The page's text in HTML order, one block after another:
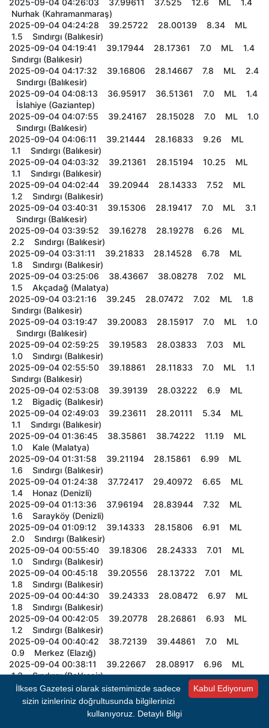
2025-09-04 04:26:03 37.99611 37.525 12.6 ML 1.4
Nurhak (Kahramanmaraş)
2025-09-04 04:24:28 39.25722 28.00139 8.34 ML
1.5 Sındırgı (Balıkesir)
2025-09-04 04:19:41 39.17944 28.17361 7.0 ML 1.4
Sındırgı (Balıkesir)
2025-09-04 04:17:32 39.16806 28.14667 7.8 ML 2.4
Sındırgı (Balıkesir)
2025-09-04 04:08:13 36.95917 36.51361 7.0 ML 1.4
İslahiye (Gaziantep)
2025-09-04 04:07:55 39.24167 28.15028 7.0 ML 1.0
Sındırgı (Balıkesir)
2025-09-04 04:06:11 39.21444 28.16833 9.26 ML
1.1 Sındırgı (Balıkesir)
2025-09-04 04:03:32 39.21361 28.15194 10.25 ML
1.1 Sındırgı (Balıkesir)
2025-09-04 04:02:44 39.20944 28.14333 7.52 ML
1.2 Sındırgı (Balıkesir)
2025-09-04 03:40:31 39.15306 28.19417 7.0 ML 3.1
Sındırgı (Balıkesir)
2025-09-04 03:39:52 39.16278 28.19278 6.26 ML
2.2 Sındırgı (Balıkesir)
2025-09-04 03:31:11 39.21833 28.14528 6.78 ML
1.8 Sındırgı (Balıkesir)
2025-09-04 03:25:06 38.43667 38.08278 7.02 ML
1.5 Akçadağ (Malatya)
2025-09-04 03:21:16 39.245 28.07472 7.02 ML 1.8
Sındırgı (Balıkesir)
2025-09-04 03:19:47 39.20083 28.15917 7.0 ML 1.0
Sındırgı (Balıkesir)
2025-09-04 02:59:25 39.19583 28.03833 7.03 ML
1.0 Sındırgı (Balıkesir)
2025-09-04 02:55:50 39.18861 28.11833 7.0 ML 1.1
Sındırgı (Balıkesir)
2025-09-04 02:53:08 39.39139 28.03222 6.9 ML
1.2 Bigadiç (Balıkesir)
2025-09-04 02:49:03 39.23611 28.20111 5.34 ML
1.1 Sındırgı (Balıkesir)
2025-09-04 01:36:45 38.35861 38.74222 11.19 ML
1.0 Kale (Malatya)
2025-09-04 01:31:58 39.21194 28.15861 6.99 ML
1.6 Sındırgı (Balıkesir)
2025-09-04 01:24:38 37.72417 29.40972 6.65 ML
1.4 Honaz (Denizli)
2025-09-04 01:13:36 37.96194 28.83944 7.32 ML
1.6 Sarayköy (Denizli)
2025-09-04 01:09:12 39.14333 28.15806 6.91 ML
2.0 Sındırgı (Balıkesir)
2025-09-04 00:55:40 39.18306 28.24333 7.01 ML
1.0 Sındırgı (Balıkesir)
2025-09-04 00:45:18 39.20556 28.13722 7.01 ML
1.8 Sındırgı (Balıkesir)
2025-09-04 00:44:30 39.24333 28.08472 6.97 ML
1.8 Sındırgı (Balıkesir)
2025-09-04 00:42:05 39.20778 28.26861 6.93 ML
1.2 Sındırgı (Balıkesir)
2025-09-04 00:40:42 38.72139 39.44861 7.0 ML
0.9 Merkez (Elazığ)
2025-09-04 00:38:11 39.22667 28.08917 6.96 ML
1.3 Sındırgı (Balıkesir)
2025-09-04 00:37:30 38.70694 39.45472 6.99 ML
1.1 Merkez (Elazığ)
2025-09-04 00:35:46 39.1875 28.15111 7.0 ML 1.2
Kabul Ediyorum
İlkses Gazetesi olarak sistemimizde sadece
sizin izinleriniz doğrultusunda bilgilerinizi
kullanıyoruz. Detaylı Bilgi